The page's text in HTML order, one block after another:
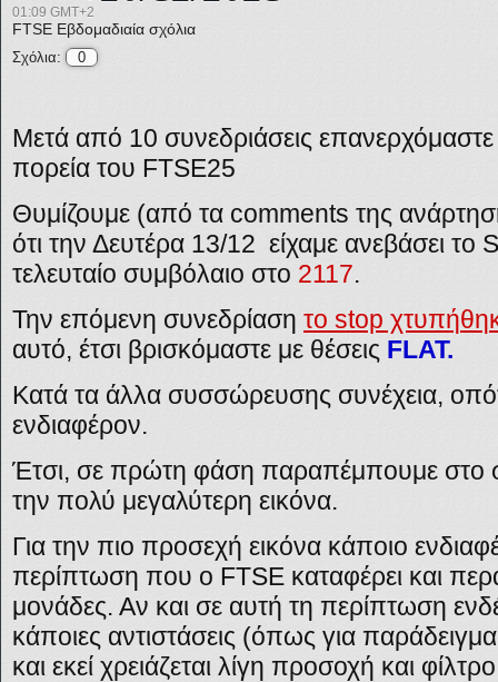
01:09 GMT+2
FTSE Εβδομαδιαία σχόλια
Σχόλια: 0
Μετά από 10 συνεδριάσεις επανερχόμαστε
πορεία του FTSE25
Θυμίζουμε (από τα comments της
ότι την Δευτέρα 13/12 είχαμε ανεβάσει το
τελευταίο συμβόλαιο στο 2117.
Την επόμενη συνεδρίαση το stop
αυτό, έτσι βρισκόμαστε με θέσεις FLAT.
Κατά τα άλλα συσσώρευσης συνέχεια,
ενδιαφέρον.
Έτσι, σε πρώτη φάση παραπέμπουμε στο
την πολύ μεγαλύτερη εικόνα.
Για την πιο προσεχή εικόνα κάποιο
περίπτωση που ο FTSE καταφέρει και
μονάδες. Αν και σε αυτή τη περίπτωση
κάποιες αντιστάσεις (όπως για
και εκεί χρειάζεται λίγη προσοχή και